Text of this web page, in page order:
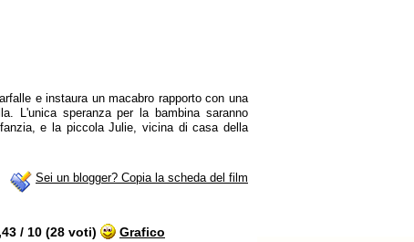
e instaura un macabro rapporto con una
L'unica speranza per la bambina saranno
e la piccola Julie, vicina di casa della
Sei un blogger? Copia la scheda del film
/ 10 (28 voti) Grafico